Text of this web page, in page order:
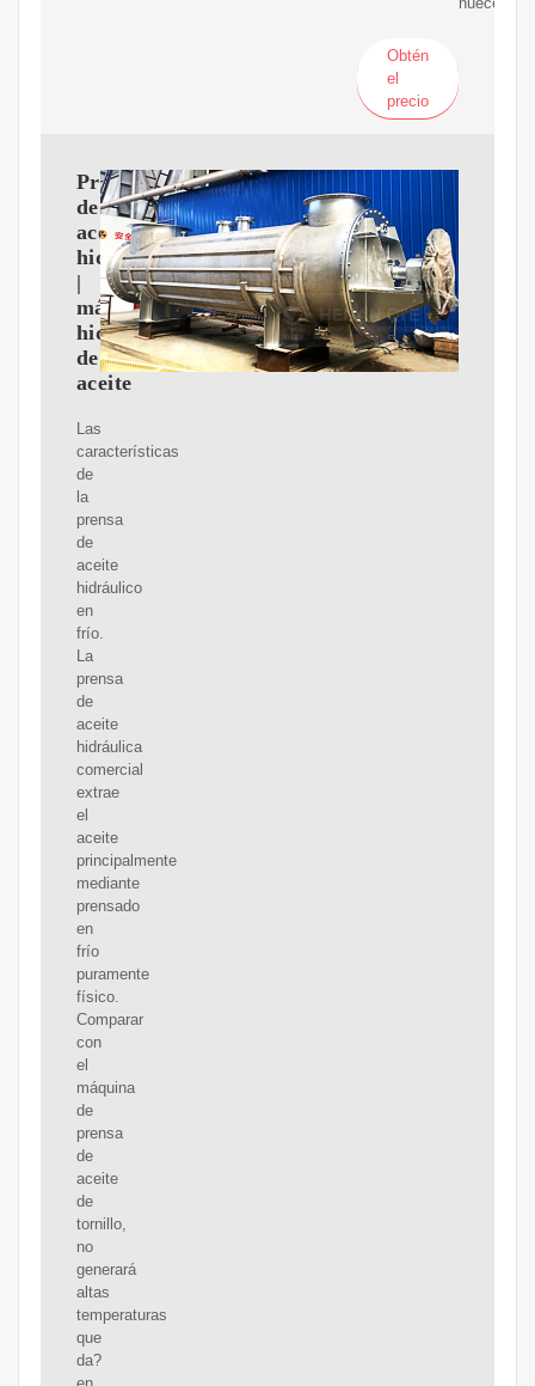
Obtén
el
precio
Prensa
de
aceite
hidráulica
|
máquina
hidráulica
de
aceite
Las
características
de
la
prensa
de
aceite
hidráulico
en
frío.
La
prensa
de
aceite
hidráulica
comercial
extrae
el
aceite
principalmente
mediante
prensado
en
frío
puramente
físico.
Comparar
con
el
máquina
de
prensa
de
aceite
de
tornillo,
no
generará
altas
temperaturas
que
da?